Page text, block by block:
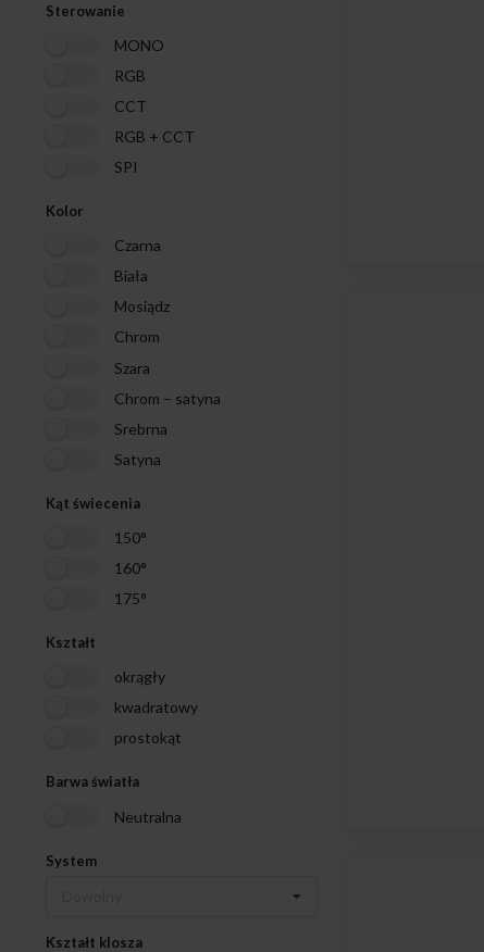
Sterowanie
MONO
RGB
CCT
RGB + CCT
SPI
Kolor
Czarna
Biała
Mosiądz
Chrom
Szara
Chrom – satyna
Srebrna
Satyna
Kąt świecenia
150°
160°
175°
Kształt
okrągły
kwadratowy
prostokąt
Barwa światła
Neutralna
System
Kształt klosza